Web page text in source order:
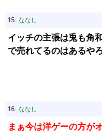
15: ななし
イッチの主張は兎も角
で売れてるのはあるや
16: ななし
まぁ今は洋ゲーの方が